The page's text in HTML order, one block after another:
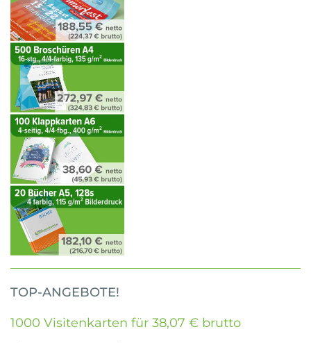
TOP-ANGEBOTE!
1000 Visitenkarten für 38,07 € brutto